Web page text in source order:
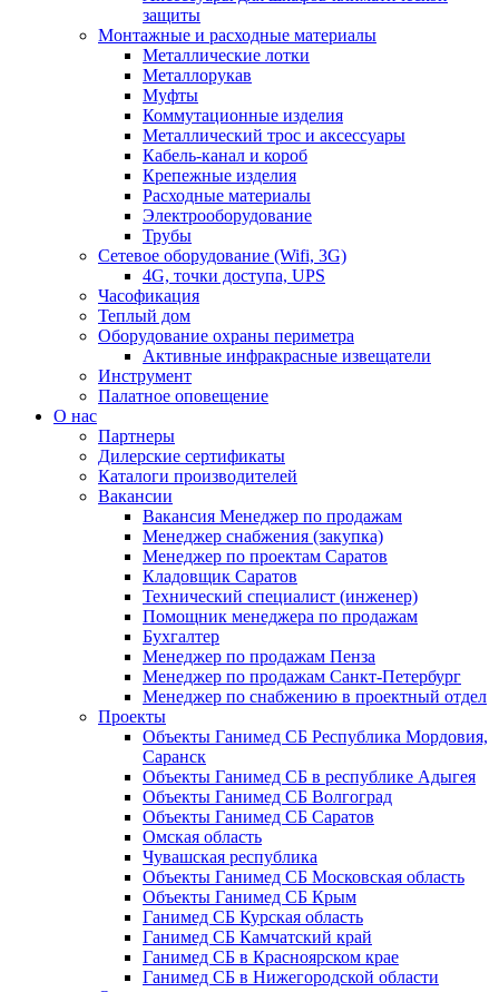
защиты
Монтажные и расходные материалы
Металлические лотки
Металлорукав
Муфты
Коммутационные изделия
Металлический трос и аксессуары
Кабель-канал и короб
Крепежные изделия
Расходные материалы
Электрооборудование
Трубы
Сетевое оборудование (Wifi, 3G)
4G, точки доступа, UPS
Часофикация
Теплый дом
Оборудование охраны периметра
Активные инфракрасные извещатели
Инструмент
Палатное оповещение
О нас
Партнеры
Дилерские сертификаты
Каталоги производителей
Вакансии
Вакансия Менеджер по продажам
Менеджер снабжения (закупка)
Менеджер по проектам Саратов
Кладовщик Саратов
Технический специалист (инженер)
Помощник менеджера по продажам
Бухгалтер
Менеджер по продажам Пенза
Менеджер по продажам Санкт-Петербург
Менеджер по снабжению в проектный отдел
Проекты
Объекты Ганимед СБ Республика Мордовия,
Саранск
Объекты Ганимед СБ в республике Адыгея
Объекты Ганимед СБ Волгоград
Объекты Ганимед СБ Саратов
Омская область
Чувашская республика
Объекты Ганимед СБ Московская область
Объекты Ганимед СБ Крым
Ганимед СБ Курская область
Ганимед СБ Камчатский край
Ганимед СБ в Красноярском крае
Ганимед СБ в Нижегородской области